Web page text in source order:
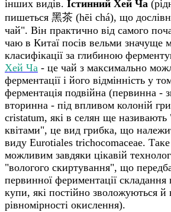
інших видів. Істинний Хей Ча
пишеться 黑茶 (hēi chá), що
чай". Він практично від самого
чаю в Китаї посів вельми значуще
класифікації за глибиною
Хей Ча - це чай з максимально
ферментації і його відмінність у
ферментація подвійна (первинна -
вторинна - під впливом колоній
cristatum, які в селян ще
квітами", це вид грибка, що
виду Eurotiales trichocomaceae.
можливим завдяки цікавій
"вологого скиртування", що
первинної фериментації
купи, які постійно зволожуються й
рівномірності окислення).